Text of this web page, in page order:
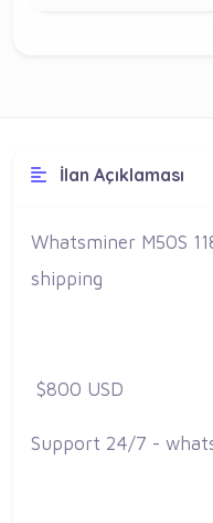
İlan Açıklaması
Whatsminer M50S
shipping
$800 USD
Support 24/7 -